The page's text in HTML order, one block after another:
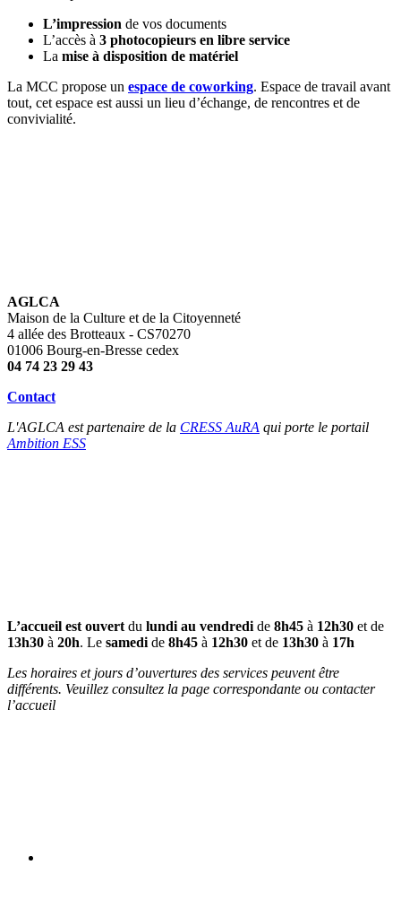
L’impression de vos documents
L’accès à 3 photocopieurs en libre service
La mise à disposition de matériel
La MCC propose un espace de coworking. Espace de travail avant
tout, cet espace est aussi un lieu d’échange, de rencontres et de
convivialité.
AGLCA
Maison de la Culture et de la Citoyenneté
4 allée des Brotteaux - CS70270
01006 Bourg-en-Bresse cedex
04 74 23 29 43
Contact
L'AGLCA est partenaire de la CRESS AuRA qui porte le portail
Ambition ESS
L’accueil est ouvert du lundi au vendredi de 8h45 à 12h30 et de
13h30 à 20h. Le samedi de 8h45 à 12h30 et de 13h30 à 17h
Les horaires et jours d’ouvertures des services peuvent être
différents. Veuillez consultez la page correspondante ou contacter
l’accueil